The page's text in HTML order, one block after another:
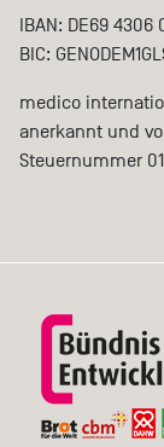
IBAN: DE69 4306
BIC:
medico
anerkannt und
Steuernummer